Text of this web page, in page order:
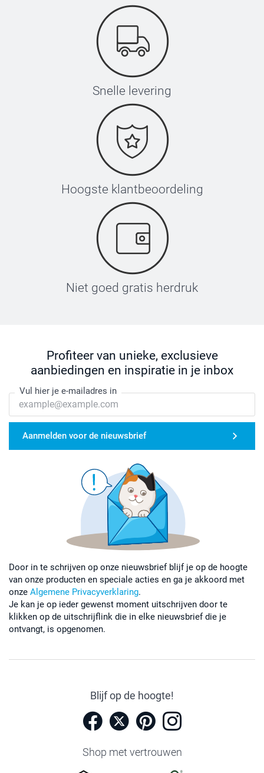
Snelle levering
Hoogste klantbeoordeling
Niet goed gratis herdruk
Profiteer van unieke, exclusieve
aanbiedingen en inspiratie in je inbox
Vul hier je e-mailadres in
Aanmelden voor de nieuwsbrief
Door in te schrijven op onze nieuwsbrief blijf je op de hoogte
van onze producten en speciale acties en ga je akkoord met
onze Algemene Privacyverklaring.
Je kan je op ieder gewenst moment uitschrijven door te
klikken op de uitschrijflink die in elke nieuwsbrief die je
ontvangt, is opgenomen.
Blijf op de hoogte!
Shop met vertrouwen